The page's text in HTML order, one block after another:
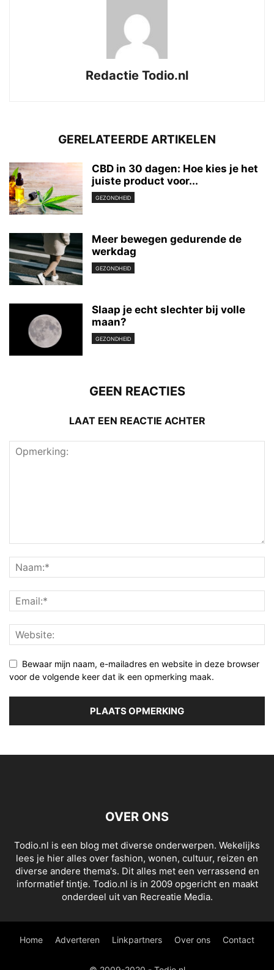
Redactie Todio.nl
GERELATEERDE ARTIKELEN
CBD in 30 dagen: Hoe kies je het
juiste product voor...
GEZONDHEID
Meer bewegen gedurende de
werkdag
GEZONDHEID
Slaap je echt slechter bij volle
maan?
GEZONDHEID
GEEN REACTIES
LAAT EEN REACTIE ACHTER
Bewaar mijn naam, e-mailadres en website in deze browser
voor de volgende keer dat ik een opmerking maak.
OVER ONS
Todio.nl is een blog met diverse onderwerpen. Wekelijks
lees je hier alles over fashion, wonen, cultuur, reizen en
diverse andere thema's. Dit alles met een verrassend en
informatief tintje. Todio.nl is in 2009 opgericht en maakt
onderdeel uit van Recreatie Media.
Home Adverteren Linkpartners Over ons Contact